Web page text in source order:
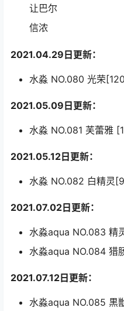
让巴尔
信浓
2021.04.29日更新：
水淼 NO.080 光荣
2021.05.09日更新：
水淼 NO.081 芙蕾雅
2021.05.12日更新：
水淼 NO.082 白精灵
2021.07.02日更新：
水淼aqua NO.083 精
水淼aqua NO.084 猎
2021.07.12日更新：
水淼aqua NO.085 黒